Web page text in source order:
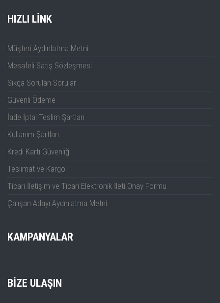
HIZLI LINK
Müşteri Aydınlatma Metni
Mesafeli Satış Sözleşmesi
Sıkça Sorulan Sorular
Güvenli Ödeme
İade İptal Teslim Şartları
Kullanım Şartları
Kredi Kartı Güvenliği
Teslimat ve Kargo
Ticari İletişim ve Ticari Elektronik İleti Onay Formu
Çalışan Adayı Aydınlatma Metni
KAMPANYALAR
BIZE ULAŞIN